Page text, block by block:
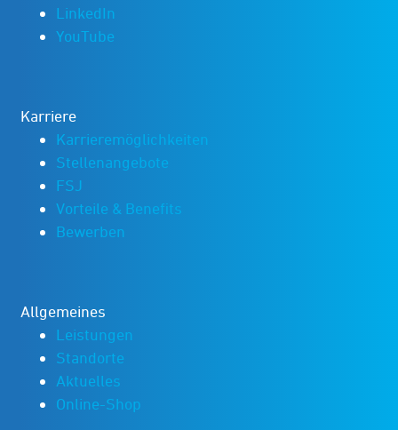
LinkedIn
YouTube
Karriere
Karrieremöglichkeiten
Stellenangebote
FSJ
Vorteile & Benefits
Bewerben
Allgemeines
Leistungen
Standorte
Aktuelles
Online-Shop